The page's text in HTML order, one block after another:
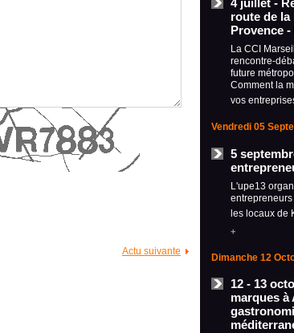
Actu suivante
4 juillet -
route de
Provence
La CCI
rencontre-
future
Comment la
vos
Vendredi 05
5
L'upe13
les locaux de
+
Dimanche 12
12 - 13
marques à